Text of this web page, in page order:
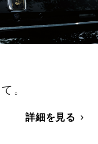
。
詳細を見る